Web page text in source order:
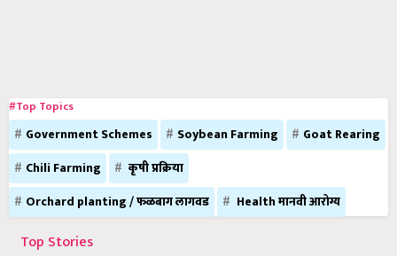
#Top Topics
Government Schemes Soybean Farming
Goat Rearing
Chili Farming
कृषी प्रक्रिया
Orchard planting / फळबाग लागवड
Health मानवी आरोग्य
Top Stories